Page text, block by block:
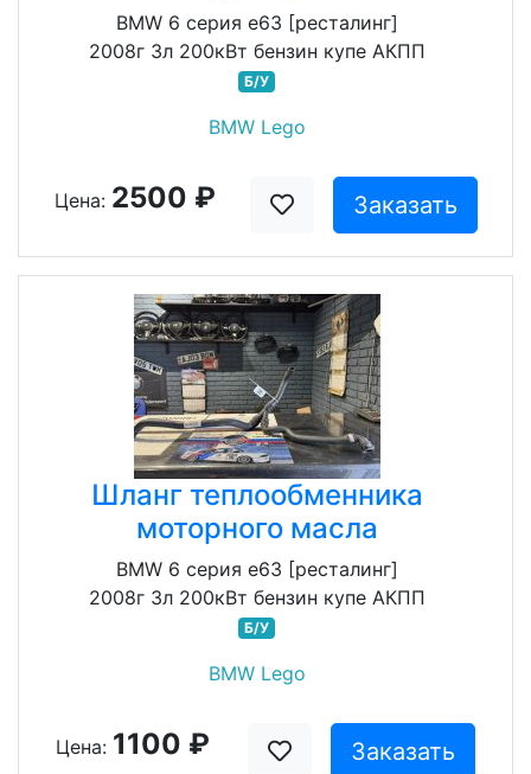
BMW 6 серия e63 [ресталинг]
2008г 3л 200кВт бензин купе АКПП
Б/У
BMW Lego
Цена: 2500 ₽ Заказать
Шланг теплообменника
моторного масла
BMW 6 серия e63 [ресталинг]
2008г 3л 200кВт бензин купе АКПП
Б/У
BMW Lego
Цена: 1100 ₽ Заказать